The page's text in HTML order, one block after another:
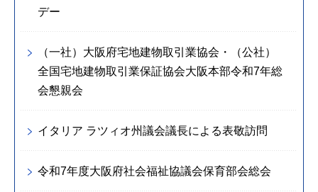
デー
（一社）大阪府宅地建物取引業協会・（公社）
全国宅地建物取引業保証協会大阪本部令和7年総
会懇親会
イタリア ラツィオ州議会議長による表敬訪問
令和7年度大阪府社会福祉協議会保育部会総会